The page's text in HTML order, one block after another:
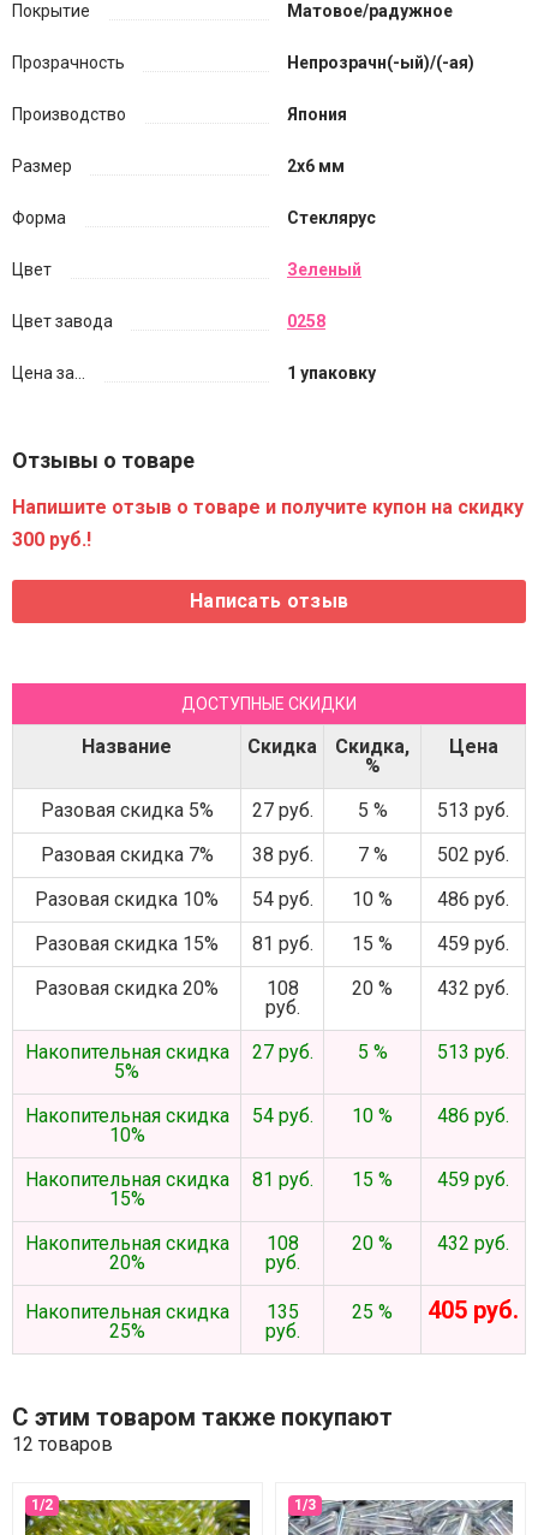
Покрытие Матовое/радужное
Прозрачность Непрозрачн(-ый)/(-ая)
Производство Япония
Размер 2х6 мм
Форма Стеклярус
Цвет Зеленый
Цвет завода 0258
Цена за... 1 упаковку
Отзывы о товаре
Напишите отзыв о товаре и получите купон на скидку
300 руб.!
ДОСТУПНЫЕ СКИДКИ
Название Скидка
Скидка,
%
Цена
Разовая скидка 5% 27 руб. 5 %
513 руб.
Разовая скидка 7%
38 руб. 7 %
502 руб.
Разовая скидка 10%
54 руб. 10 %
486 руб.
Разовая скидка 15%
81 руб. 15 %
459 руб.
Разовая скидка 20%
108
руб.
20 % 432 руб.
Накопительная скидка
5%
27 руб. 5 % 513 руб.
Накопительная скидка
10%
54 руб. 10 % 486 руб.
Накопительная скидка
15%
81 руб. 15 % 459 руб.
Накопительная скидка
20%
108
руб.
20 % 432 руб.
Накопительная скидка
25%
135
руб.
25 % 405 руб.
С этим товаром также покупают
12 товаров